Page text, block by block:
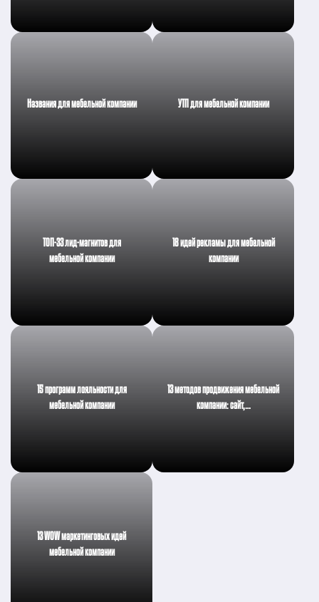
Названия для мебельной компании УТП для мебельной компании
ТОП-33 лид-магнитов для
мебельной компании
18 идей рекламы для мебельной
компании
15 программ лояльности для
мебельной компании
13 методов продвижения мебельной
компании: сайт,…
13 WOW маркетинговых идей
мебельной компании